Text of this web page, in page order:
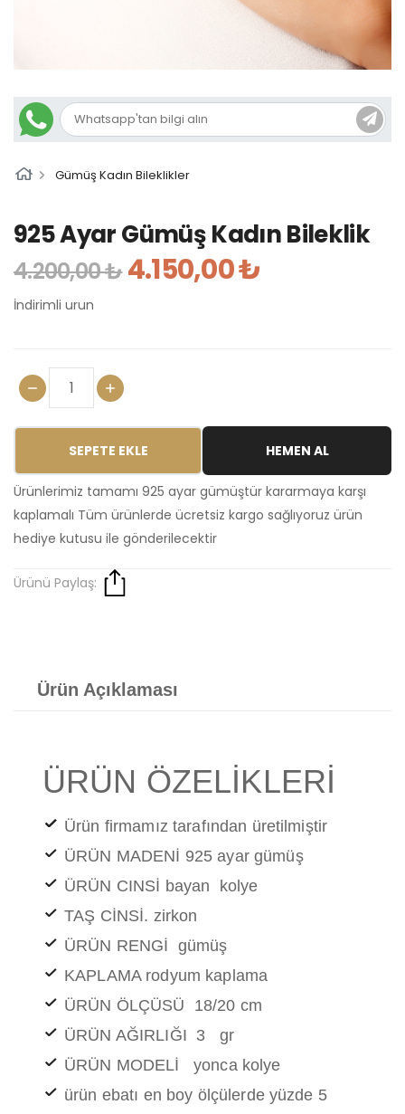
Gümüş Kadın Bileklikler
925 Ayar Gümüş Kadın Bileklik
4.200,00 ₺4.150,00 ₺
İndirimli urun
SEPETE EKLE HEMEN AL
Ürünlerimiz tamamı 925 ayar gümüştür kararmaya karşı
kaplamalı Tüm ürünlerde ücretsiz kargo sağlıyoruz ürün
hediye kutusu ile gönderilecektir
Ürünü Paylaş:
Ürün Açıklaması
ÜRÜN ÖZELİKLERİ
Ürün firmamız tarafından üretilmiştir
ÜRÜN MADENİ 925 ayar gümüş
ÜRÜN CINSİ bayan kolye
TAŞ CİNSİ. zirkon
ÜRÜN RENGİ gümüş
KAPLAMA rodyum kaplama
ÜRÜN ÖLÇÜSÜ 18/20 cm
ÜRÜN AĞIRLIĞI 3 gr
ÜRÜN MODELİ yonca kolye
ürün ebatı en boy ölçülerde yüzde 5